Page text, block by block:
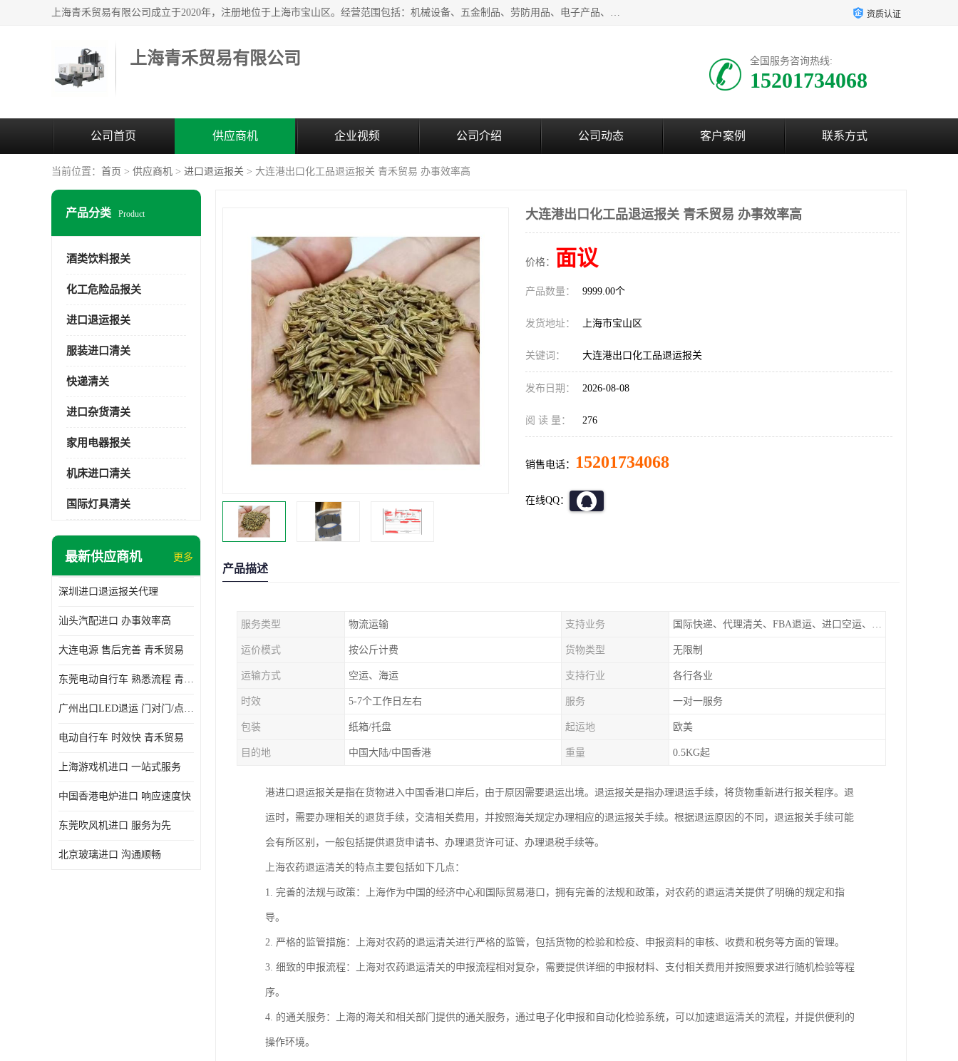
上海青禾贸易有限公司成立于2020年，注册地位于上海市宝山区。经营范围包括：机械设备、五金制品、劳防用品、电子产品、塑胶制品、家具、模具、纺织品、仪器仪表、建筑材料、装饰材料、化工产品、金属制品、机车配件等货物进出口报关、清关服务。 资质认证
上海青禾贸易有限公司 全国服务咨询热线:
15201734068
公司首页 供应商机 企业视频 公司介绍 公司动态 客户案例 联系方式
当前位置： 首页 > 供应商机 > 进口退运报关 > 大连港出口化工品退运报关 青禾贸易 办事效率高
产品分类 Product
酒类饮料报关
化工危险品报关
进口退运报关
服装进口清关
快递清关
进口杂货清关
家用电器报关
机床进口清关
国际灯具清关
最新供应商机 更多
深圳进口退运报关代理
汕头汽配进口 办事效率高
大连电源 售后完善 青禾贸易
东莞电动自行车 熟悉流程 青禾贸易
广州出口LED退运 门对门/点对点
电动自行车 时效快 青禾贸易
上海游戏机进口 一站式服务
中国香港电炉进口 响应速度快
东莞吹风机进口 服务为先
北京玻璃进口 沟通顺畅
大连港出口化工品退运报关 青禾贸易 办事效率高
价格： 面议
产品数量： 9999.00个
发货地址： 上海市宝山区
关键词： 大连港出口化工品退运报关
发布日期： 2026-08-08
阅 读 量： 276
销售电话： 15201734068
在线QQ：
产品描述
服务类型 物流运输 支持业务 国际快递、代理清关、FBA退运、进口空运、进口海运
运价模式 按公斤计费 货物类型 无限制
运输方式 空运、海运 支持行业 各行各业
时效 5-7个工作日左右 服务 一对一服务
包装 纸箱/托盘 起运地 欧美
目的地 中国大陆/中国香港 重量 0.5KG起
港进口退运报关是指在货物进入中国香港口岸后，由于原因需要退运出境。退运报关是指办理退运手续，将货物重新进行报关程序。退
运时，需要办理相关的退货手续，交清相关费用，并按照海关规定办理相应的退运报关手续。根据退运原因的不同，退运报关手续可能
会有所区别，一般包括提供退货申请书、办理退货许可证、办理退税手续等。
上海农药退运清关的特点主要包括如下几点：
1. 完善的法规与政策：上海作为中国的经济中心和国际贸易港口，拥有完善的法规和政策，对农药的退运清关提供了明确的规定和指
导。
2. 严格的监管措施：上海对农药的退运清关进行严格的监管，包括货物的检验和检疫、申报资料的审核、收费和税务等方面的管理。
3. 细致的申报流程：上海对农药退运清关的申报流程相对复杂，需要提供详细的申报材料、支付相关费用并按照要求进行随机检验等程
序。
4. 的通关服务：上海的海关和相关部门提供的通关服务，通过电子化申报和自动化检验系统，可以加速退运清关的流程，并提供便利的
操作环境。